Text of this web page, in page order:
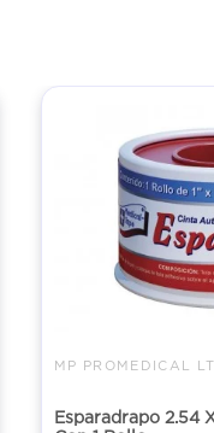
MP PROMEDICAL
Esparadrapo 2.54